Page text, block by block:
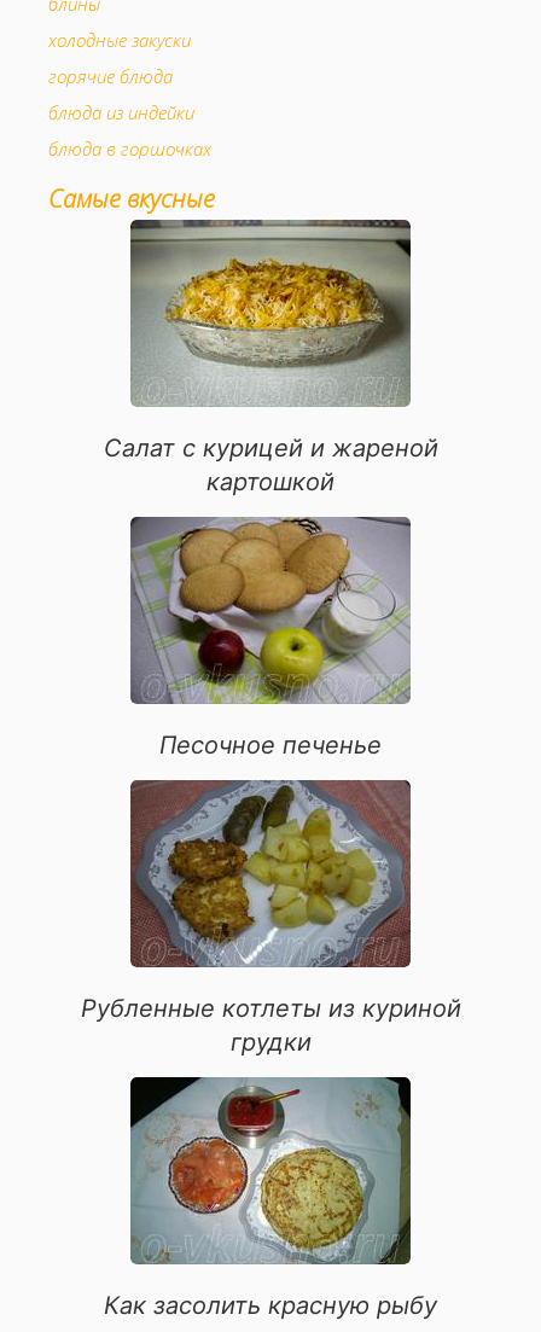
холодные закуски
горячие блюда
блюда из индейки
блюда в горшочках
мясо в горшочках
аперитив
шоколадные десерты
выпечка из слоеного теста
блюда из морепродуктов
быстрое приготовление
блюда из свинины
первые блюда
блюда из курицы
для иммунитета
Самые вкусные
Салат с курицей и жареной
картошкой
Песочное печенье
Рубленные котлеты из куриной
грудки
Как засолить красную рыбу